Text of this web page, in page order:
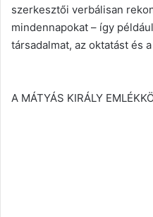
szerkesztői verbálisan
mindennapokat – így
társadalmat, az oktatást és
A MÁTYÁS KIRÁLY